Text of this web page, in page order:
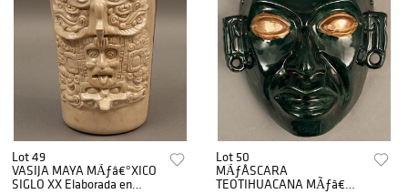
Lot 49
VASIJA MAYA MÃƒâ€°XICO
SIGLO XX Elaborada en
Lot 50
MÃƒÂSCARA
TEOTIHUACANA MÃƒâ€